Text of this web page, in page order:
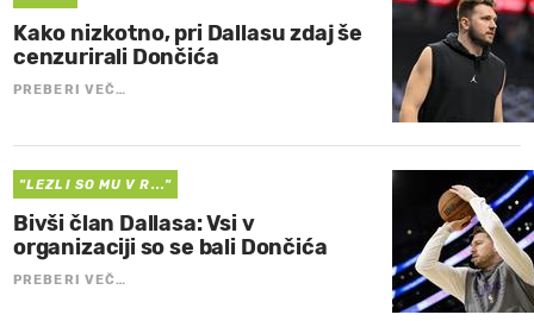
Kako nizkotno, pri Dallasu zdaj še
cenzurirali Dončića
PREBERI VEČ…
"LEZLI SO MU V R..."
Bivši član Dallasa: Vsi v
organizaciji so se bali Dončića
PREBERI VEČ…